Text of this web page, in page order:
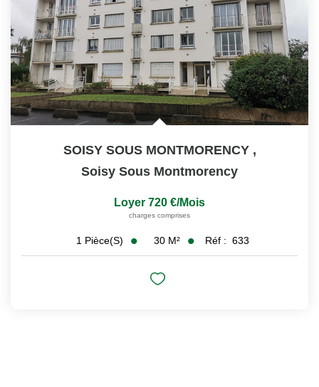
CONTACT
SOISY SOUS MONTMORENCY ,
Soisy Sous Montmorency
Loyer 720 €/mois
charges comprises
1 Pièce(s) 30 M² Réf : 633